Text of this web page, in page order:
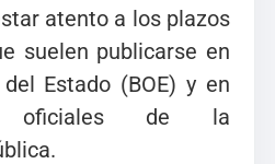
atento a los plazos
suelen publicarse en
Estado (BOE) y en
oficiales de la